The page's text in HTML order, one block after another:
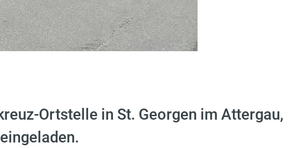
Ortstelle in St. Georgen im Attergau,